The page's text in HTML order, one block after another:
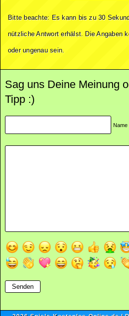
Bitte beachte: Es kann bis zu 30
nützliche Antwort erhälst. Die Angaben
oder ungenau sein.
Sag uns Deine Meinung
Tipp :)
Name